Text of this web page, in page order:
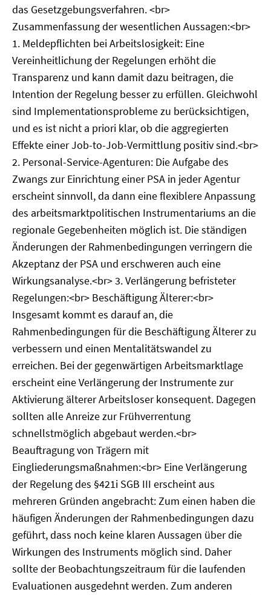
das Gesetzgebungsverfahren. <br>
Zusammenfassung der wesentlichen Aussagen:<br>
1. Meldepflichten bei Arbeitslosigkeit: Eine
Vereinheitlichung der Regelungen erhöht die
Transparenz und kann damit dazu beitragen, die
Intention der Regelung besser zu erfüllen. Gleichwohl
sind Implementationsprobleme zu berücksichtigen,
und es ist nicht a priori klar, ob die aggregierten
Effekte einer Job-to-Job-Vermittlung positiv sind.<br>
2. Personal-Service-Agenturen: Die Aufgabe des
Zwangs zur Einrichtung einer PSA in jeder Agentur
erscheint sinnvoll, da dann eine flexiblere Anpassung
des arbeitsmarktpolitischen Instrumentariums an die
regionale Gegebenheiten möglich ist. Die ständigen
Änderungen der Rahmenbedingungen verringern die
Akzeptanz der PSA und erschweren auch eine
Wirkungsanalyse.<br> 3. Verlängerung befristeter
Regelungen:<br> Beschäftigung Älterer:<br>
Insgesamt kommt es darauf an, die
Rahmenbedingungen für die Beschäftigung Älterer zu
verbessern und einen Mentalitätswandel zu
erreichen. Bei der gegenwärtigen Arbeitsmarktlage
erscheint eine Verlängerung der Instrumente zur
Aktivierung älterer Arbeitsloser konsequent. Dagegen
sollten alle Anreize zur Frühverrentung
schnellstmöglich abgebaut werden.<br>
Beauftragung von Trägern mit
Eingliederungsmaßnahmen:<br> Eine Verlängerung
der Regelung des §421i SGB III erscheint aus
mehreren Gründen angebracht: Zum einen haben die
häufigen Änderungen der Rahmenbedingungen dazu
geführt, dass noch keine klaren Aussagen über die
Wirkungen des Instruments möglich sind. Daher
sollte der Beobachtungszeitraum für die laufenden
Evaluationen ausgedehnt werden. Zum anderen